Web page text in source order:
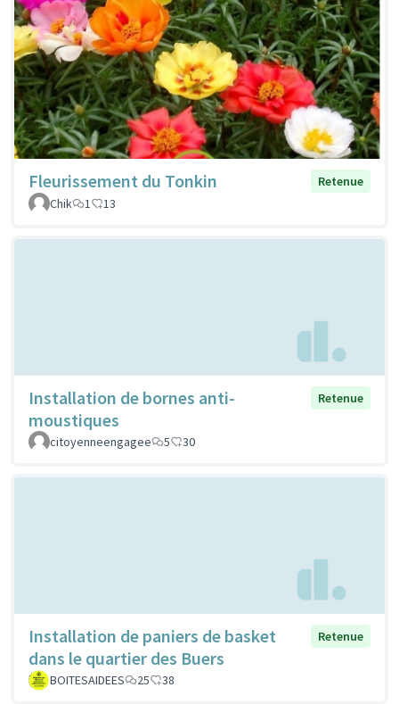
Fleurissement du Tonkin
Retenue
Chik
1 13
Installation de bornes anti-
moustiques
Retenue
citoyenneengagee 5 30
Installation de paniers de basket
dans le quartier des Buers
Retenue
BOITESAIDEES 25 38